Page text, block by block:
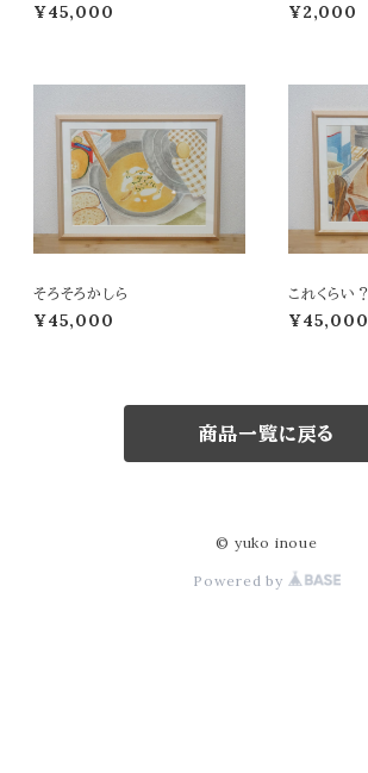
¥45,000 ¥2,000
そろそろかしら
¥45,000
これくらい？
¥45,000
商品一覧に戻る
© yuko inoue
Powered by